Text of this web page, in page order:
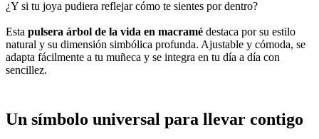
¿Y si tu joya pudiera reflejar cómo te sientes por dentro?
Esta pulsera árbol de la vida en macramé destaca por su estilo
natural y su dimensión simbólica profunda. Ajustable y cómoda, se
adapta fácilmente a tu muñeca y se integra en tu día a día con
sencillez.
Un símbolo universal para llevar contigo